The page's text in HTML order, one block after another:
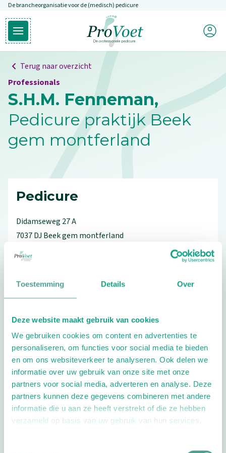
Toestemming Details Over
Deze website maakt gebruik van cookies
We gebruiken cookies om content en advertenties te
personaliseren, om functies voor social media te bieden
en om ons websiteverkeer te analyseren. Ook delen we
informatie over uw gebruik van onze site met onze
partners voor social media, adverteren en analyse. Deze
partners kunnen deze gegevens combineren met andere
informatie die u aan ze heeft verstrekt of die ze hebben
verzameld op basis van uw gebruik van hun services.
Overslaan en naar de inhoud gaan
De brancheorganisatie voor de (medisch) pedicure
Open hoofdmenu
Ga naar de homepagina
Mijn
Terug naar overzicht
Professionals
S.H.M. Fenneman,
Pedicure praktijk Beek
gem montferland
Pedicure
Didamseweg 27A
7037 DJBeek gem montferland
0316-532702
Openingstijden
DagTijd